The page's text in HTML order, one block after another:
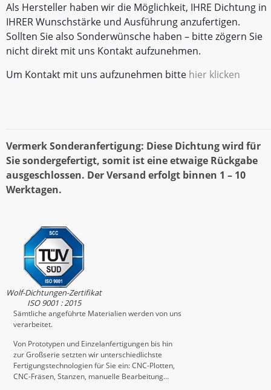
Als Hersteller haben wir die Möglichkeit, IHRE Dichtung in
IHRER Wunschstärke und Ausführung anzufertigen.
Sollten Sie also Sonderwünsche haben – bitte zögern Sie
nicht direkt mit uns Kontakt aufzunehmen.
Um Kontakt mit uns aufzunehmen bitte hier klicken
Vermerk Sonderanfertigung: Diese Dichtung wird für
Sie sondergefertigt, somit ist eine etwaige Rückgabe
ausgeschlossen. Der Versand erfolgt binnen 1 – 10
Werktagen.
Wolf-Dichtungen-Zertifikat
ISO 9001 : 2015
Sämtliche angeführte Materialien werden von uns
verarbeitet.
Von Prototypen und Einzelanfertigungen bis hin
zur Großserie setzten wir unterschiedlichste
Fertigungstechnologien für Sie ein: CNC-Plotten,
CNC-Fräsen, Stanzen, manuelle Bearbeitung…